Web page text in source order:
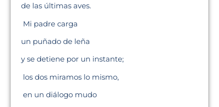
de las últimas aves.
Mi padre carga
un puñado de leña
y se detiene por un instante;
los dos miramos lo mismo,
en un diálogo mudo